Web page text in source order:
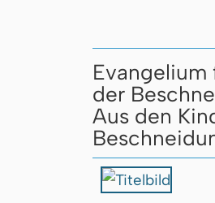
Evangelium
der
Aus den